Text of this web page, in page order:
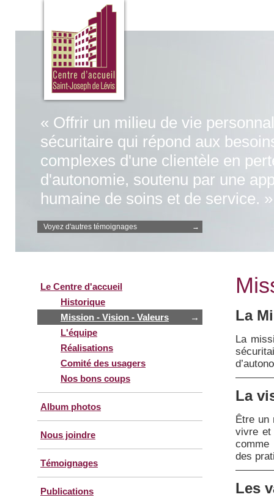
« Offrir un milieu de vie
sécuritaire qui répond aux
complexes d'une clientèle en
d'autonomie, soutenu par une
humaine de soins et de service.
Voyez d'autres témoignages →
La
La
La
Être un
vivre et
comme
des
Les
Le Centre d'accueil
Historique
Mission - Vision - Valeurs
→
L'équipe
Réalisations
Comité des usagers
Nos bons coups
Album photos
Nous joindre
Témoignages
Publications